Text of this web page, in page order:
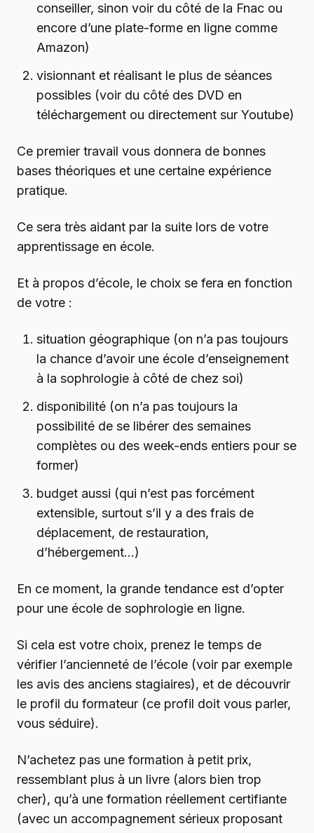
conseiller, sinon voir du côté de la Fnac ou
encore d’une plate-forme en ligne comme
Amazon)
visionnant et réalisant le plus de séances
possibles (voir du côté des DVD en
téléchargement ou directement sur Youtube)
Ce premier travail vous donnera de bonnes
bases théoriques et une certaine expérience
pratique.
Ce sera très aidant par la suite lors de votre
apprentissage en école.
Et à propos d’école, le choix se fera en fonction
de votre :
situation géographique (on n’a pas toujours
la chance d’avoir une école d’enseignement
à la sophrologie à côté de chez soi)
disponibilité (on n’a pas toujours la
possibilité de se libérer des semaines
complètes ou des week-ends entiers pour se
former)
budget aussi (qui n’est pas forcément
extensible, surtout s’il y a des frais de
déplacement, de restauration,
d’hébergement…)
En ce moment, la grande tendance est d’opter
pour une école de sophrologie en ligne.
Si cela est votre choix, prenez le temps de
vérifier l’ancienneté de l’école (voir par exemple
les avis des anciens stagiaires), et de découvrir
le profil du formateur (ce profil doit vous parler,
vous séduire).
N’achetez pas une formation à petit prix,
ressemblant plus à un livre (alors bien trop
cher), qu’à une formation réellement certifiante
(avec un accompagnement sérieux proposant